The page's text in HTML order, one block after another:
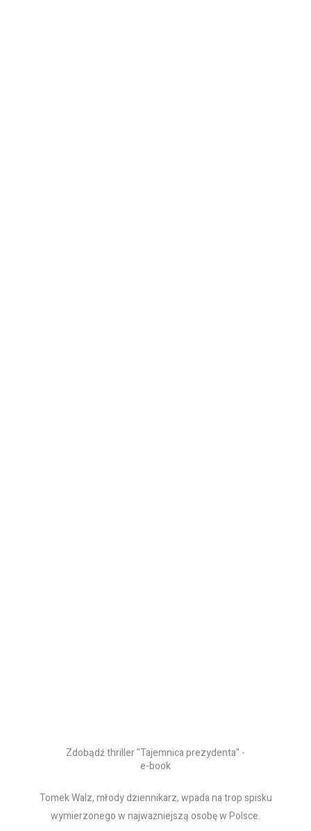
Zdobądź thriller "Tajemnica prezydenta" -
e-book
Tomek Walz, młody dziennikarz, wpada na trop spisku
wymierzonego w najważniejszą osobę w Polsce.